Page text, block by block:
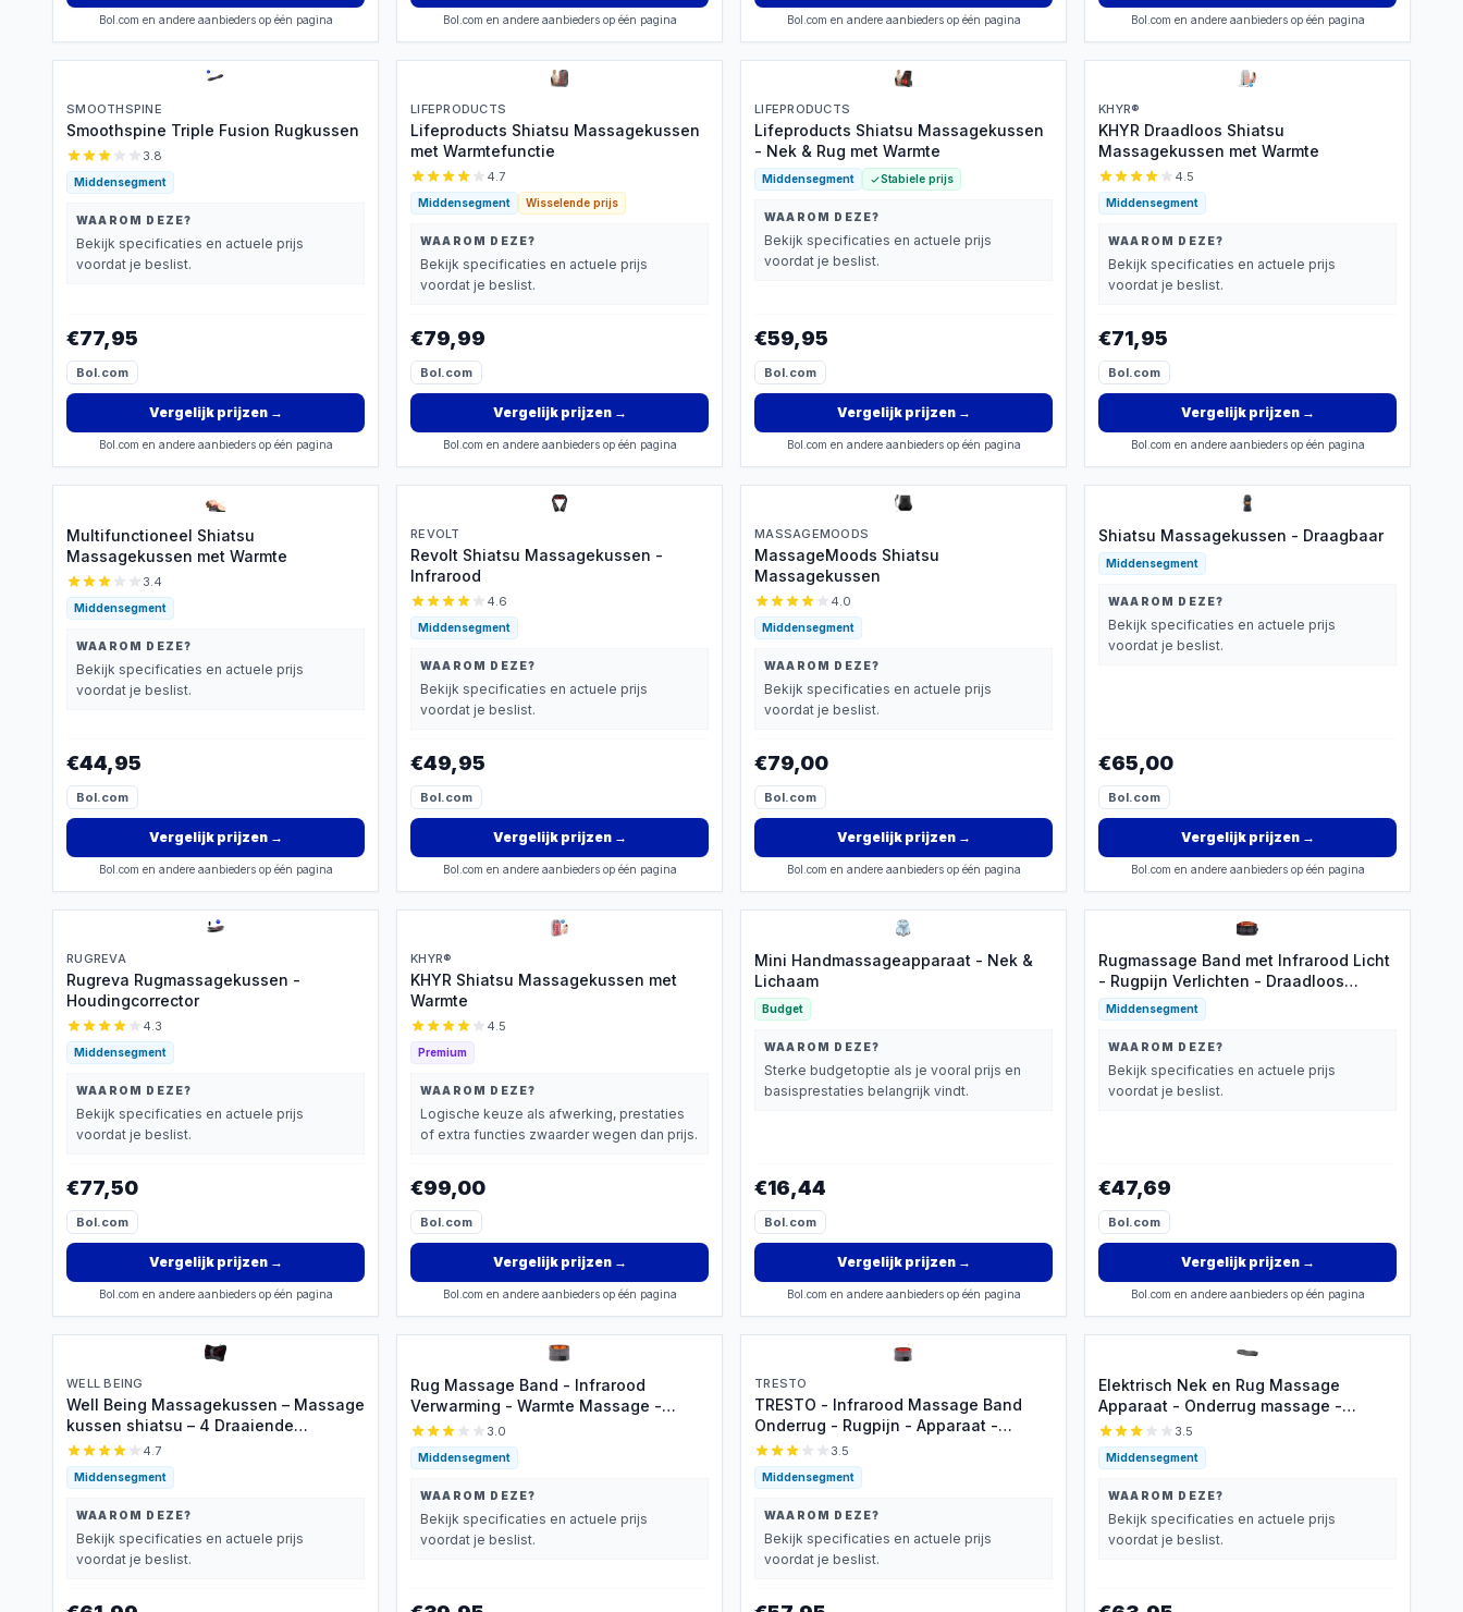
Bol.com en andere aanbieders op één pagina Bol.com en andere aanbieders op één pagina Bol.com en andere aanbieders op één pagina Bol.com en andere aanbieders op één pagina
SMOOTHSPINE
Smoothspine Triple Fusion Rugkussen
3.8
Middensegment
WAAROM DEZE?
Bekijk specificaties en actuele prijs
voordat je beslist.
€77,95
Bol.com
Vergelijk prijzen→
Bol.com en andere aanbieders op één pagina
LIFEPRODUCTS
Lifeproducts Shiatsu Massagekussen
met Warmtefunctie
4.7
Middensegment Wisselende prijs
WAAROM DEZE?
Bekijk specificaties en actuele prijs
voordat je beslist.
€79,99
Bol.com
Vergelijk prijzen→
Bol.com en andere aanbieders op één pagina
LIFEPRODUCTS
Lifeproducts Shiatsu Massagekussen
- Nek & Rug met Warmte
Middensegment Stabiele prijs
WAAROM DEZE?
Bekijk specificaties en actuele prijs
voordat je beslist.
€59,95
Bol.com
Vergelijk prijzen→
Bol.com en andere aanbieders op één pagina
KHYR®
KHYR Draadloos Shiatsu
Massagekussen met Warmte
4.5
Middensegment
WAAROM DEZE?
Bekijk specificaties en actuele prijs
voordat je beslist.
€71,95
Bol.com
Vergelijk prijzen→
Bol.com en andere aanbieders op één pagina
Multifunctioneel Shiatsu
Massagekussen met Warmte
3.4
Middensegment
WAAROM DEZE?
Bekijk specificaties en actuele prijs
voordat je beslist.
€44,95
Bol.com
Vergelijk prijzen→
Bol.com en andere aanbieders op één pagina
REVOLT
Revolt Shiatsu Massagekussen -
Infrarood
4.6
Middensegment
WAAROM DEZE?
Bekijk specificaties en actuele prijs
voordat je beslist.
€49,95
Bol.com
Vergelijk prijzen→
Bol.com en andere aanbieders op één pagina
MASSAGEMOODS
MassageMoods Shiatsu
Massagekussen
4.0
Middensegment
WAAROM DEZE?
Bekijk specificaties en actuele prijs
voordat je beslist.
€79,00
Bol.com
Vergelijk prijzen→
Bol.com en andere aanbieders op één pagina
Shiatsu Massagekussen - Draagbaar
Middensegment
WAAROM DEZE?
Bekijk specificaties en actuele prijs
voordat je beslist.
€65,00
Bol.com
Vergelijk prijzen→
Bol.com en andere aanbieders op één pagina
RUGREVA
Rugreva Rugmassagekussen -
Houdingcorrector
4.3
Middensegment
WAAROM DEZE?
Bekijk specificaties en actuele prijs
voordat je beslist.
€77,50
Bol.com
Vergelijk prijzen→
Bol.com en andere aanbieders op één pagina
KHYR®
KHYR Shiatsu Massagekussen met
Warmte
4.5
Premium
WAAROM DEZE?
Logische keuze als afwerking, prestaties
of extra functies zwaarder wegen dan prijs.
€99,00
Bol.com
Vergelijk prijzen→
Bol.com en andere aanbieders op één pagina
Mini Handmassageapparaat - Nek &
Lichaam
Budget
WAAROM DEZE?
Sterke budgetoptie als je vooral prijs en
basisprestaties belangrijk vindt.
€16,44
Bol.com
Vergelijk prijzen→
Bol.com en andere aanbieders op één pagina
Rugmassage Band met Infrarood Licht
- Rugpijn Verlichten - Draadloos
Opladen - Hernia - Warmtecompressie
- Taille Massage Apparaat - Zwart
Middensegment
WAAROM DEZE?
Bekijk specificaties en actuele prijs
voordat je beslist.
€47,69
Bol.com
Vergelijk prijzen→
Bol.com en andere aanbieders op één pagina
WELL BEING
Well Being Massagekussen – Massage
kussen shiatsu – 4 Draaiende
Drukpunten – Warmte Functie -
Elastische Bevestigingsbandjes –
Elektrisch Nek en Rug Massage
Apparaat – Massagekussen Auto &
4.7
Middensegment
WAAROM DEZE?
Bekijk specificaties en actuele prijs
voordat je beslist.
Rug Massage Band - Infrarood
Verwarming - Warmte Massage -
Pijnverlichting - Draadloos - Grijs
3.0
Middensegment
WAAROM DEZE?
Bekijk specificaties en actuele prijs
voordat je beslist.
TRESTO
TRESTO - Infrarood Massage Band
Onderrug - Rugpijn - Apparaat -
Spieren & Gewrichten - Pijnverlichting
- Warmteband - Brace - Elektrisch Rug
Massage Apparaat
3.5
Middensegment
WAAROM DEZE?
Bekijk specificaties en actuele prijs
voordat je beslist.
Elektrisch Nek en Rug Massage
Apparaat - Onderrug massage -
Warmte Functie Lumbar Massager -
Elektrische Back Stretcher met
Massagefunctie - Rugmassage -
Lumbale Massager -
3.5
Middensegment
WAAROM DEZE?
Bekijk specificaties en actuele prijs
voordat je beslist.